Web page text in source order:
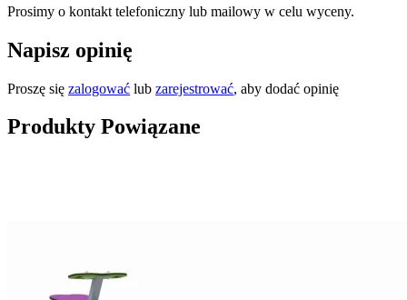
Prosimy o kontakt telefoniczny lub mailowy w celu wyceny.
Napisz opinię
Proszę się zalogować lub zarejestrować, aby dodać opinię
Produkty Powiązane